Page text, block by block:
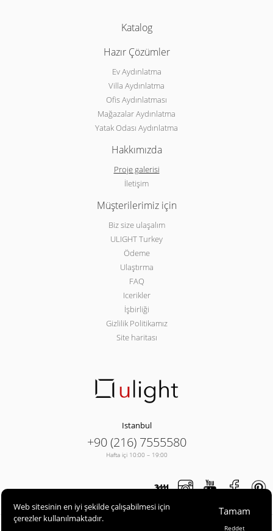
Katalog
Hazır Çözümler
Ev Aydınlatma
Villa Aydınlatma
Ofis Aydınlatması
Mağazalar Aydınlatma
Yatak Odası Aydınlatma
Hakkımızda
Proje galerisi
İletişim
Müşterilerimiz için
Biz size ulaşalım
ULIGHT Turkey
Ödeme
Ulaştırma
FAQ
Icerikler
İşbirliği
Gizlilik Politikamız
Site haritası
Istanbul
+90 (216) 7555580
Hafta içi 10:00 – 19:00
Web sitesinin en iyi şekilde çalışabilmesi için
çerezler kullanılmaktadır.
Tamam
Reddet